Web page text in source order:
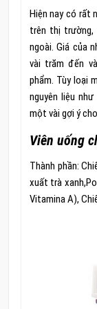
Hiện nay có rất
trên thị trường,
ngoài. Giá của
vài trăm đến
phẩm. Tùy loại
nguyên liệu
một vài gợi ý
Viên uống
Thành phần:
xuất trà
Vitamina A),